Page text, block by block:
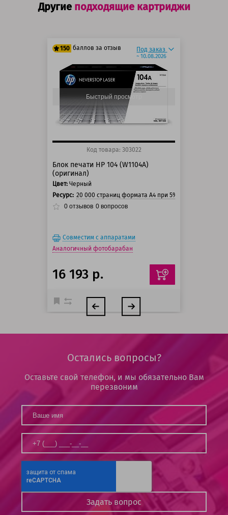
Другие подходящие картриджи
150 баллов за отзыв
125 баллов
150 баллов
Под заказ
~ 10.08.2026
Быстрый просмотр
Код товара: 303022
Блок печати HP 104 (W1104A)
(оригинал)
Цвет: Черный
Ресурс: 20 000 страниц формата А4 при 5% заполнении
0 отзывов 0 вопросов
Совместим с аппаратами
Аналогичный фотобарабан
16 193 р.
Остались вопросы?
Оставьте свой телефон, и мы обязательно Вам
перезвоним